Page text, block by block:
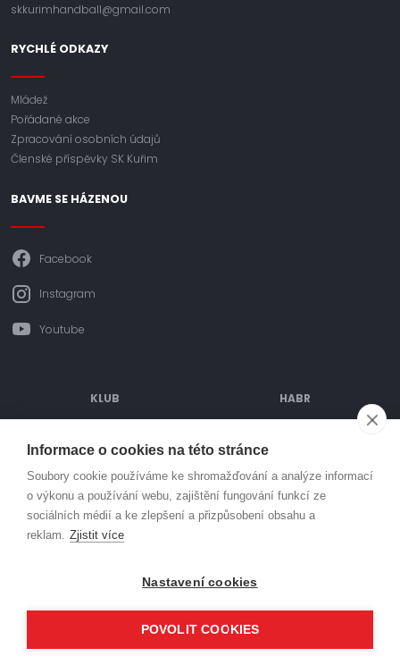
skkurimhandball@gmail.com
RYCHLÉ ODKAZY
Mládež
Pořádané akce
Zpracování osobních údajů
Členské příspěvky SK Kuřim
BAVME SE HÁZENOU
Facebook
Instagram
Youtube
KLUB
SPORTOVIŠTĚ
MLÁDEŽ
HABR
PARTNEŘI
© Házená Kuřim 2026. Všechna práva vyhrazena
Informace o cookies na této stránce
Soubory cookie používáme ke shromažďování a analýze informací
o výkonu a používání webu, zajištění fungování funkcí ze
sociálních médií a ke zlepšení a přizpůsobení obsahu a
reklam. Zjistit více
Nastavení cookies
POVOLIT COOKIES